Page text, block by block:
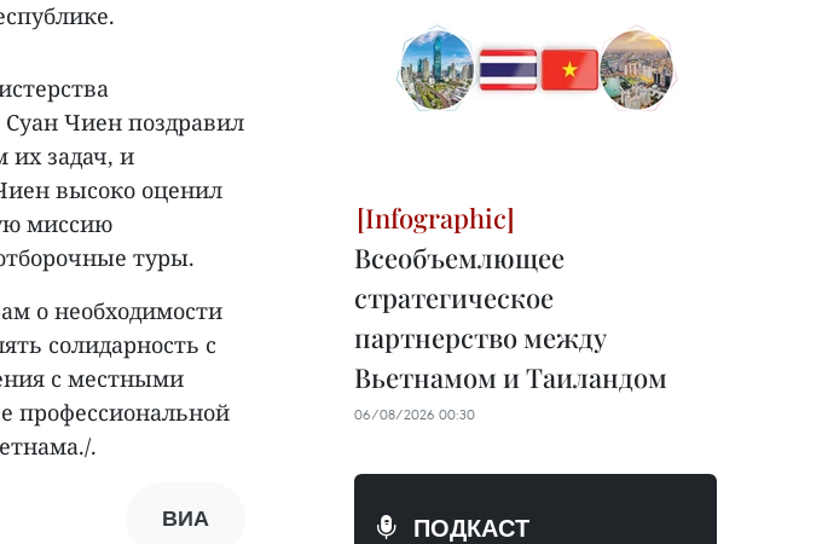
Чиен поздравил
задач, и
высоко оценил
миссию
туры.
о необходимости
солидарность с
с местными
профессиональной
.
ВИА
Всеобъемлющее
стратегическое
партнерство между
Вьетнамом и Таиландом
06/08/2026 00:30
ПОДКАСТ